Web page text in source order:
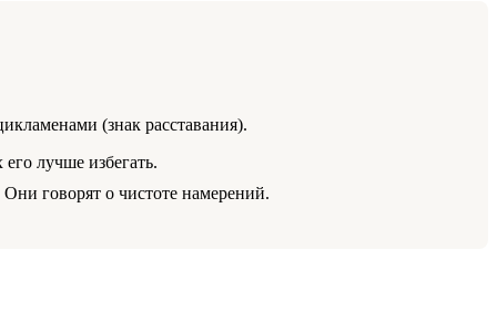
(знак расставания).
лучше избегать.
говорят о чистоте намерений.